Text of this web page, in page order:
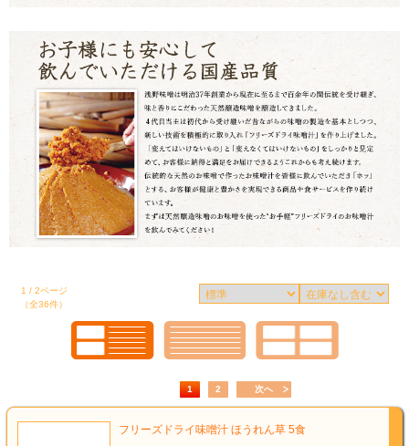
1 / 2ページ
（全36件）
1 2 次へ
フリーズドライ味噌汁 ほうれん草 5食